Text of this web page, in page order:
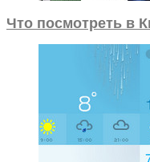
Что посмотреть в